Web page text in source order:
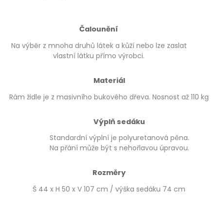
Čalounění
Na výběr z mnoha druhů látek a kůží nebo lze zaslat
vlastní látku přímo výrobci.
Materiál
Rám židle je z masivního bukového dřeva. Nosnost až 110 kg
Výplň sedáku
Standardní výplní je polyuretanová pěna.
Na přání může být s nehořlavou úpravou.
Rozměry
Š 44 x H 50 x V 107 cm / výška sedáku 74 cm